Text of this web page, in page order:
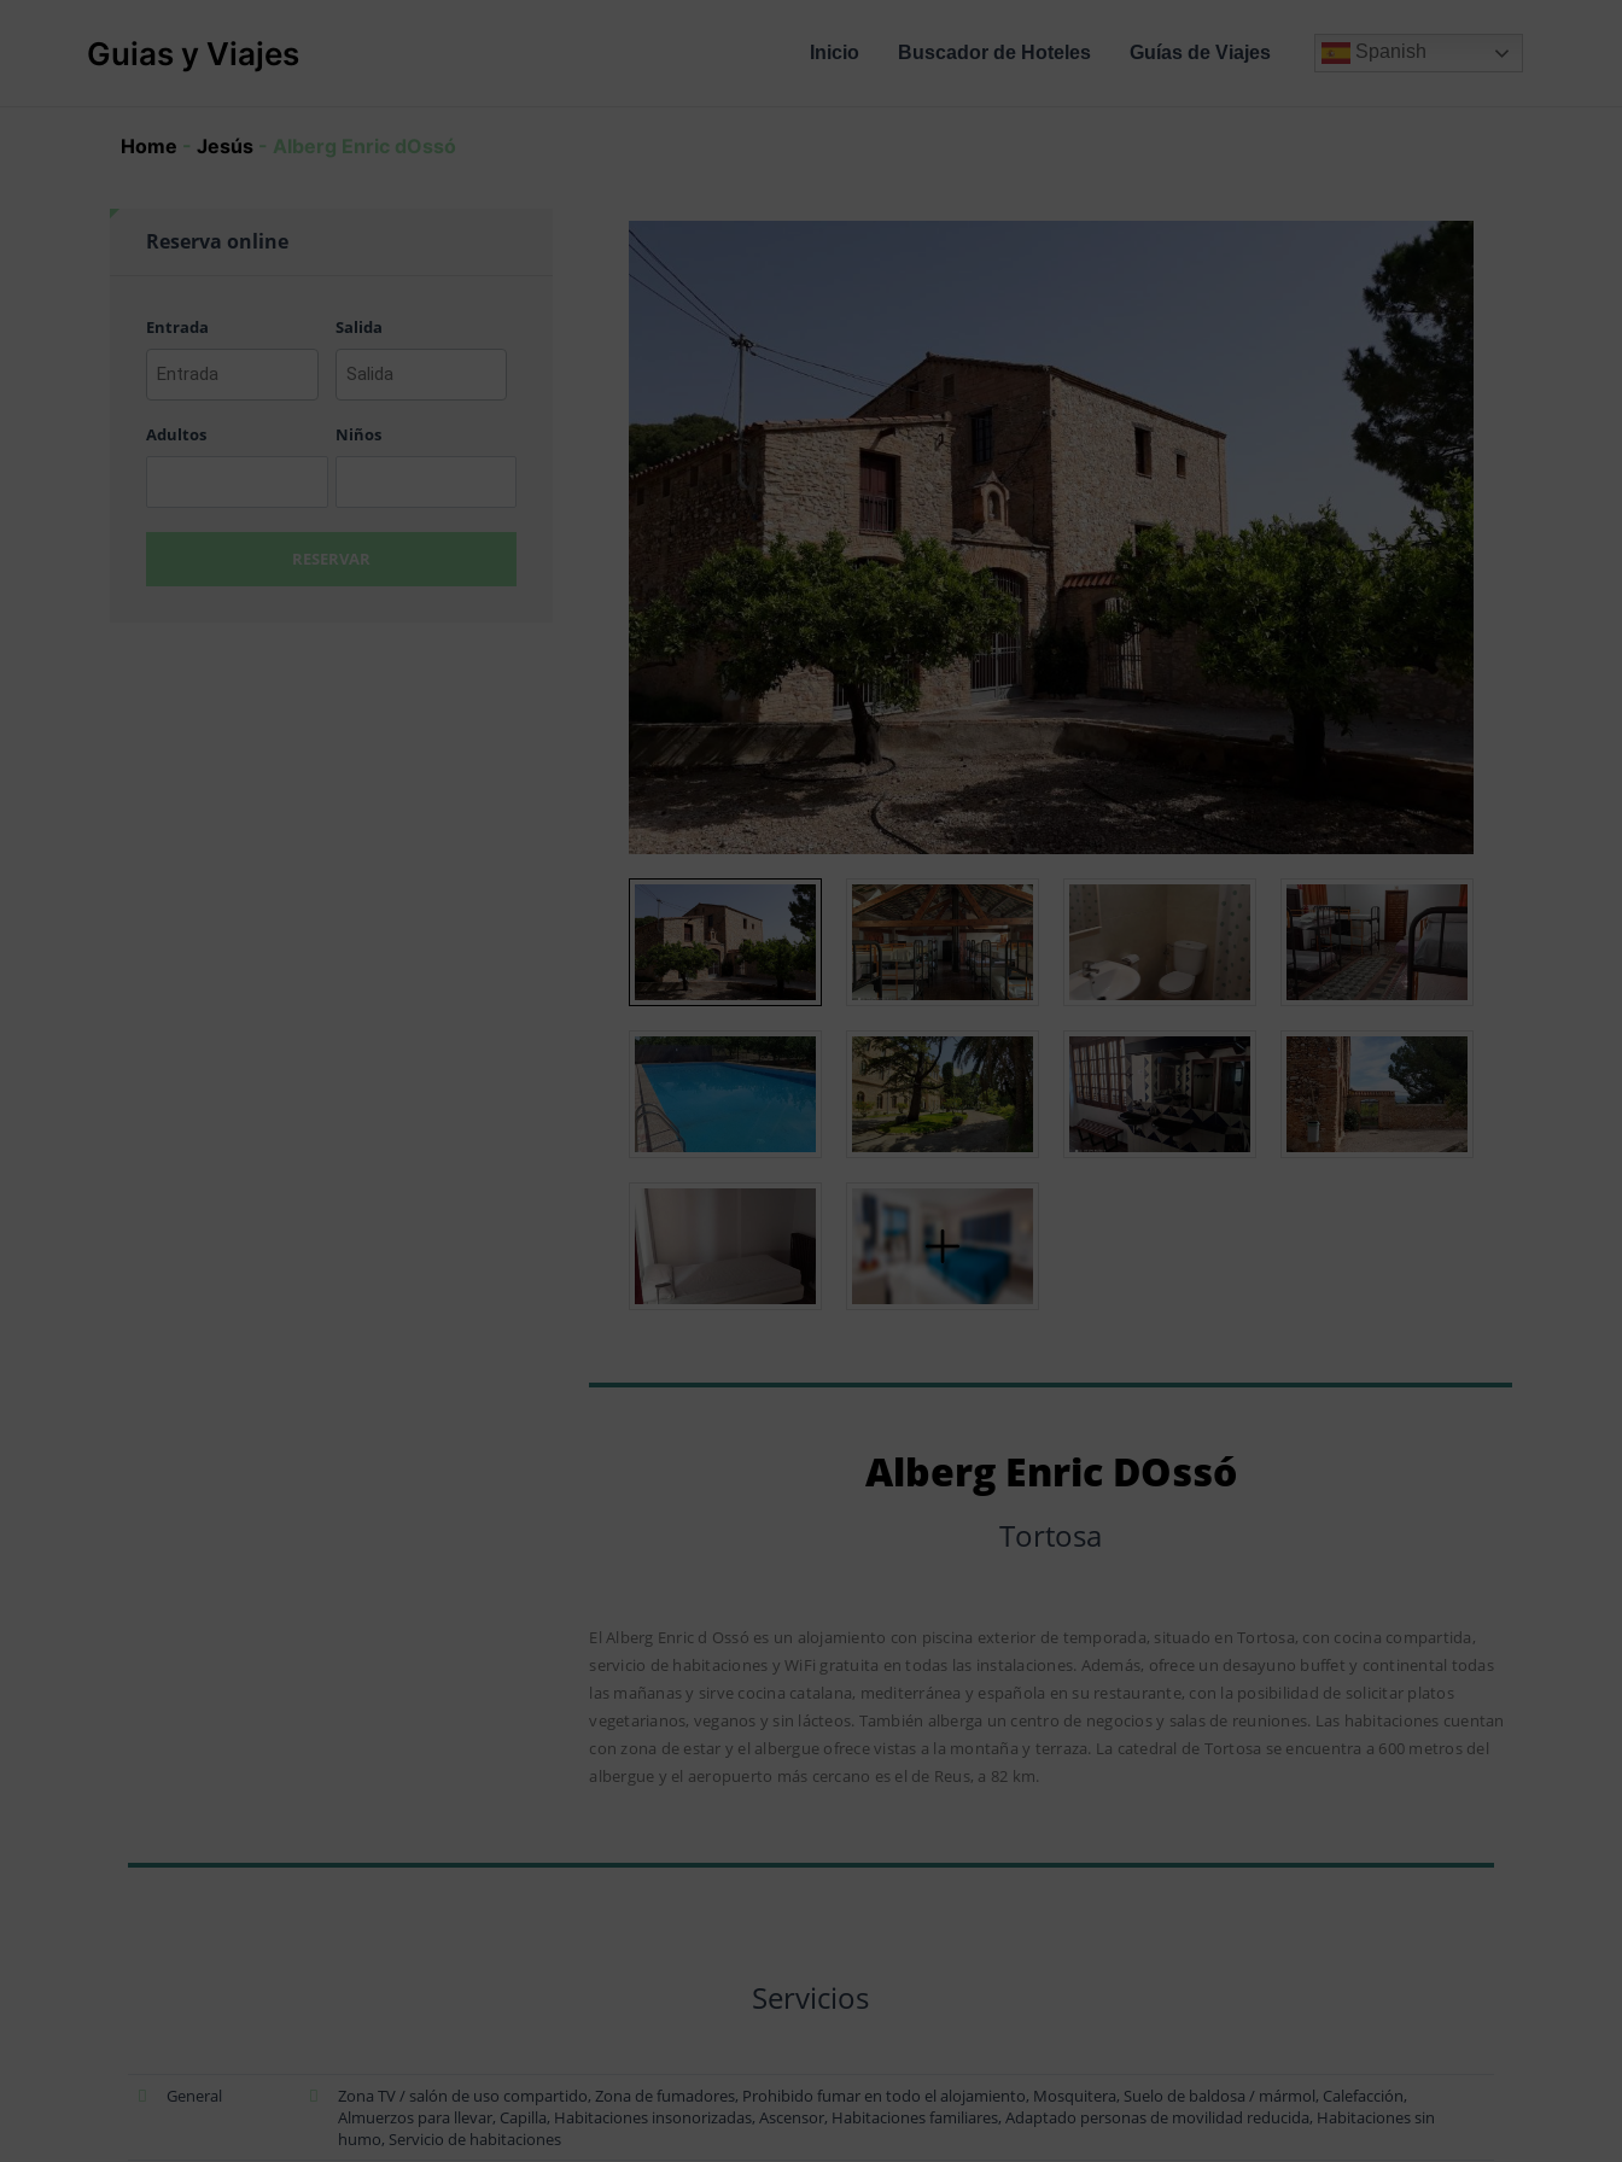
Guias y Viajes Inicio Buscador de Hoteles Guías de Viajes Spanish
Home - Jesús - Alberg Enric dOssó
Reserva online
Entrada Salida
Adultos Niños
RESERVAR
Alberg Enric DOssó
Tortosa
El Alberg Enric d Ossó es un alojamiento con piscina exterior de temporada, situado en Tortosa, con cocina compartida,
servicio de habitaciones y WiFi gratuita en todas las instalaciones. Además, ofrece un desayuno buffet y continental todas
las mañanas y sirve cocina catalana, mediterránea y española en su restaurante, con la posibilidad de solicitar platos
vegetarianos, veganos y sin lácteos. También alberga un centro de negocios y salas de reuniones. Las habitaciones cuentan
con zona de estar y el albergue ofrece vistas a la montaña y terraza. La catedral de Tortosa se encuentra a 600 metros del
albergue y el aeropuerto más cercano es el de Reus, a 82 km.
Servicios
General
Zona TV / salón de uso compartido, Zona de fumadores, Prohibido fumar en todo el alojamiento, Mosquitera, Suelo de baldosa / mármol, Calefacción,
Almuerzos para llevar, Capilla, Habitaciones insonorizadas, Ascensor, Habitaciones familiares, Adaptado personas de movilidad reducida, Habitaciones sin
humo, Servicio de habitaciones